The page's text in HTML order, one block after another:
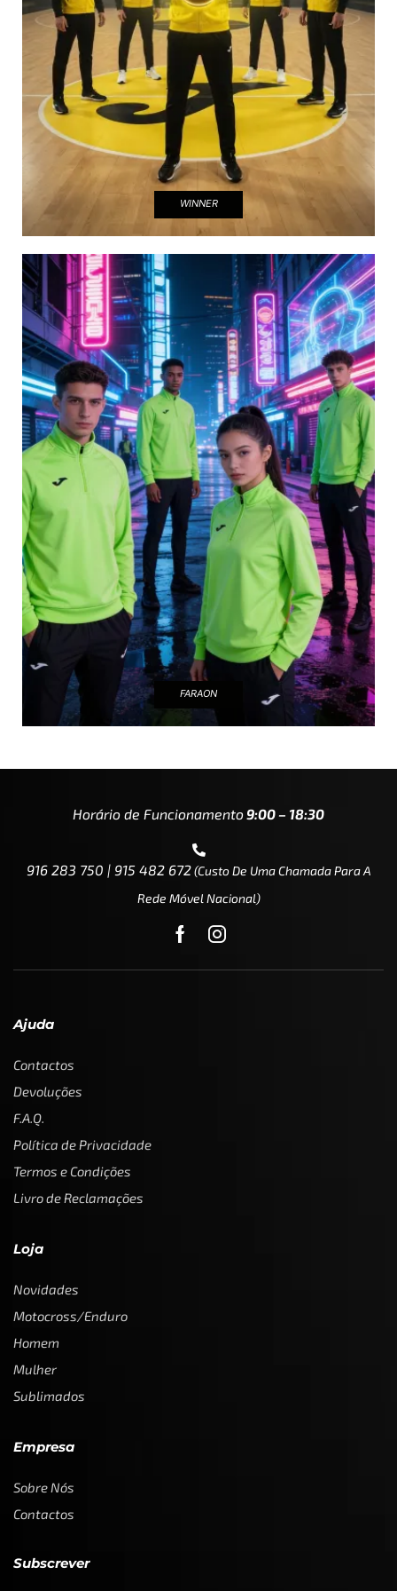
WINNER
FARAON
Horário de Funcionamento 9:00 – 18:30
916 283 750 | 915 482 672(custo De Uma Chamada Para A
Rede Móvel Nacional)
Ajuda
Contactos
Devoluções
F.A.Q.
Política de Privacidade
Termos e Condições
Livro de Reclamações
Loja
Novidades
Motocross/Enduro
Homem
Mulher
Sublimados
Empresa
Sobre Nós
Contactos
Subscrever